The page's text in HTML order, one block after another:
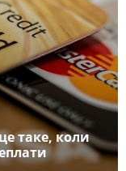
таке, коли